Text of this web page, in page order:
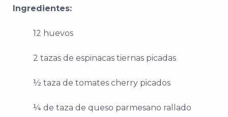
Ingredientes:
12 huevos
2 tazas de espinacas tiernas picadas
½ taza de tomates cherry picados
¼ de taza de queso parmesano rallado